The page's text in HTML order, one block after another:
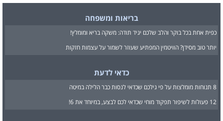
בריאות ומשפחה
כפית אחת בכל בוקר והלב שלכם יגיד תודה: משקה בריא ומומלץ!
יותר טוב מסידן? הוויטמין המפתיע שעוזר לשמור על עצמות חזקות
כדאי לדעת
8 תנוחות מומלצות על פי גילכם שכדאי לנסות כבר הלילה במיטה
12 פעולות לשיפור תפקוד מוחי שכדאי לכם לבצע, במיוחד את 6!